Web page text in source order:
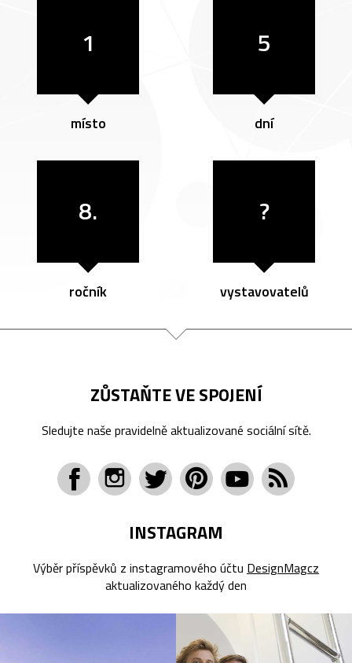
1
místo
5
dní
8.
ročník
?
vystavovatelů
ZŮSTAŇTE VE SPOJENÍ
Sledujte naše pravidelně aktualizované sociální sítě.
INSTAGRAM
Výběr příspěvků z instagramového účtu DesignMagcz
aktualizovaného každý den